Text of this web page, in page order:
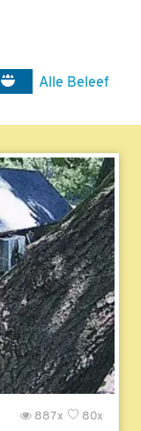
Alle Beleef
80x
887x